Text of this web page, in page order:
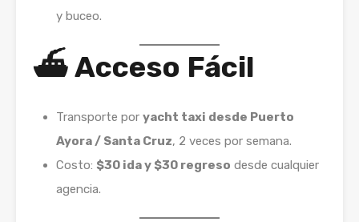
y buceo.
⛴️Acceso Fácil
Transporte por yacht taxi desde Puerto
Ayora / Santa Cruz, 2 veces por semana.
Costo: $30 ida y $30 regreso desde cualquier
agencia.